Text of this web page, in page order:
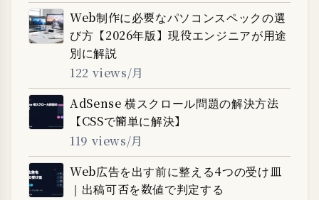
Web制作に必要なパソコンスペックの選
び方【2026年版】現役エンジニアが用途
別に解説
122 views/月
AdSense 横スクロール問題の解決方法
【CSSで簡単に解決】
119 views/月
Web広告を出す前に整える4つの受け皿
｜出稿可否を数値で判定する